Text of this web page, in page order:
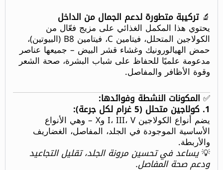
🔬تركيبة متطورة لدعم الجمال من الداخل
يحتوي هذا المكمل الغذائي على مزيج فعّال من
الكولاجين المتحلل، فيتامين C، فيتامين B8 (البيوتين)،
حمض الهيالورونيك وغشاء قشر البيض – جميعها عناصر
مدعومة علميًا للحفاظ على شباب البشرة، صحة الشعر
وقوة الأظافر والمفاصل.
✅المكونات النشطة وفوائدها:
1. كولاجين متحلل (5 غرام لكل جرعة):
يضم أنواع الكولاجين I، III، V وX – وهي الأنواع
الأساسية الموجودة في الجلد، المفاصل، الغضاريف
والأربطة.
💡يساعد في تحسين مرونة الجلد، تقليل التجاعيد
ودعم صحة المفاصل.